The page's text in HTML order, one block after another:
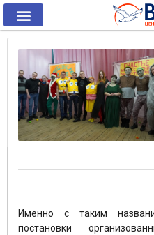
Именно с таким
постановки